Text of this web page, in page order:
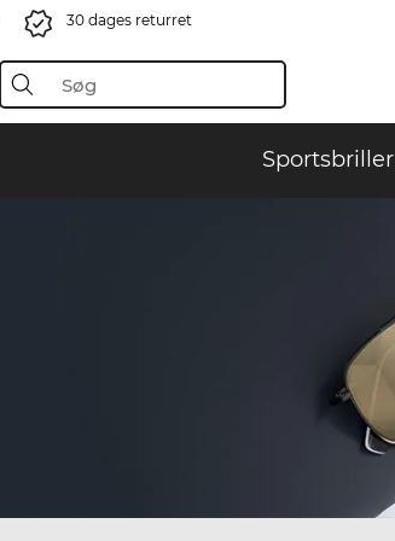
30 dages returret
Sportsbriller